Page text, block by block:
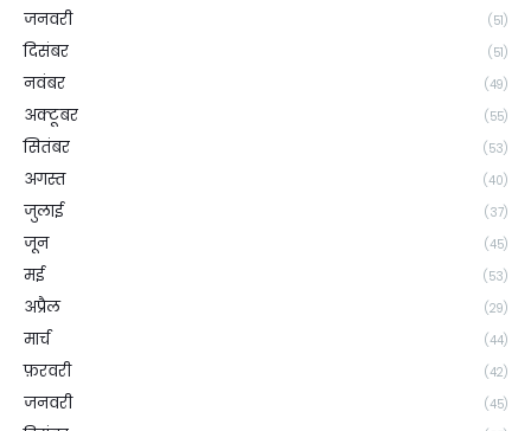
जनवरी (51)
दिसंबर (51)
नवंबर (49)
अक्टूबर (55)
सितंबर (53)
अगस्त (40)
जुलाई (37)
जून (45)
मई (53)
अप्रैल (29)
मार्च (44)
फ़रवरी (42)
जनवरी (45)